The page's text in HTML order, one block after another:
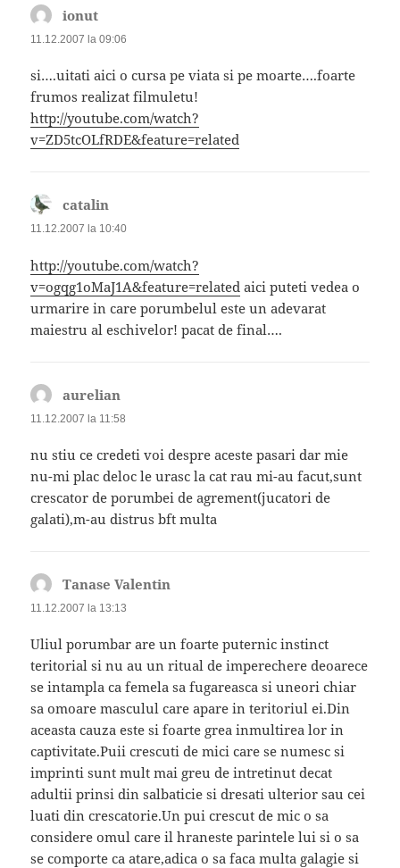
ionut
11.12.2007 la 09:06
si….uitati aici o cursa pe viata si pe moarte….foarte
frumos realizat filmuletu!
http://youtube.com/watch?
v=ZD5tcOLfRDE&feature=related
catalin
11.12.2007 la 10:40
http://youtube.com/watch?
v=ogqg1oMaJ1A&feature=related aici puteti vedea o
urmarire in care porumbelul este un adevarat
maiestru al eschivelor! pacat de final….
aurelian
11.12.2007 la 11:58
nu stiu ce credeti voi despre aceste pasari dar mie
nu-mi plac deloc le urasc la cat rau mi-au facut,sunt
crescator de porumbei de agrement(jucatori de
galati),m-au distrus bft multa
Tanase Valentin
11.12.2007 la 13:13
Uliul porumbar are un foarte puternic instinct
teritorial si nu au un ritual de imperechere deoarece
se intampla ca femela sa fugareasca si uneori chiar
sa omoare masculul care apare in teritoriul ei.Din
aceasta cauza este si foarte grea inmultirea lor in
captivitate.Puii crescuti de mici care se numesc si
imprinti sunt mult mai greu de intretinut decat
adultii prinsi din salbaticie si dresati ulterior sau cei
luati din crescatorie.Un pui crescut de mic o sa
considere omul care il hraneste parintele lui si o sa
se comporte ca atare,adica o sa faca multa galagie si